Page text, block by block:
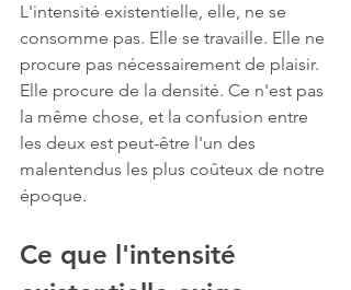
L'intensité existentielle, elle, ne se
consomme pas. Elle se travaille. Elle ne
procure pas nécessairement de plaisir.
Elle procure de la densité. Ce n'est pas
la même chose, et la confusion entre
les deux est peut-être l'un des
malentendus les plus coûteux de notre
époque.
Ce que l'intensité